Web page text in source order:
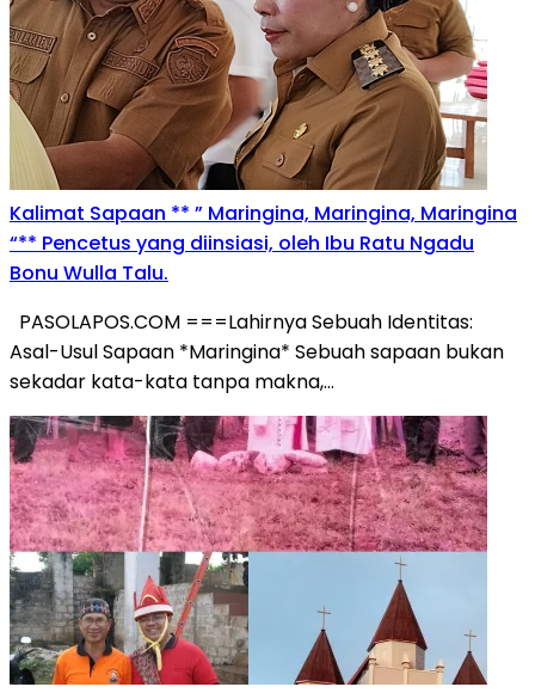
Kalimat Sapaan ** ” Maringina, Maringina, Maringina
“** Pencetus yang diinsiasi, oleh Ibu Ratu Ngadu
Bonu Wulla Talu.
PASOLAPOS.COM ===Lahirnya Sebuah Identitas:
Asal-Usul Sapaan *Maringina* Sebuah sapaan bukan
sekadar kata-kata tanpa makna,…